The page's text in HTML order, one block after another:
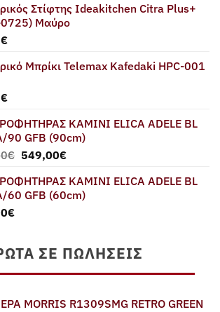
Στίφτης Ideakitchen Citra Plus+
0725) Μαύρο
€
Μπρίκι Telemax Kafedaki HPC-001
€
ΚΑΜΙΝΙ ELICA ADELE BL
90 GFB (90cm)
€ Original
was:
579,00€.
549,00€Η
τιμή
είναι:
ΚΑΜΙΝΙ ELICA ADELE BL
60 GFB (60cm)
€
ΣΕ ΠΩΛΉΣΕΙΣ
MORRIS R1309SMG RETRO GREEN